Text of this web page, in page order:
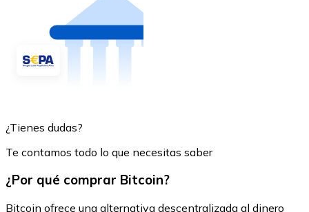
¿Tienes dudas?
Te contamos todo lo que necesitas saber
¿Por qué comprar Bitcoin?
Bitcoin ofrece una alternativa descentralizada al dinero